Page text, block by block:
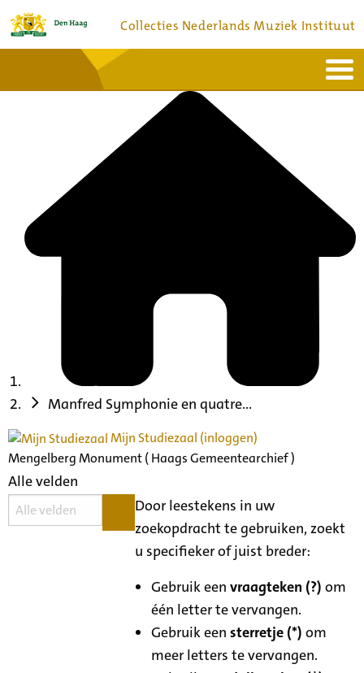
Collecties Nederlands Muziek Instituut
Bronnen en collecties
Manfred Symphonie en quatre...
Mijn Studiezaal (inloggen)
Mengelberg Monument ( Haags Gemeentearchief )
Alle velden
Door leestekens in uw
zoekopdracht te gebruiken, zoekt
u specifieker of juist breder:
Gebruik eenvraagteken (?) om
één letter te vervangen.
Gebruik eensterretje (*) om
meer letters te vervangen.